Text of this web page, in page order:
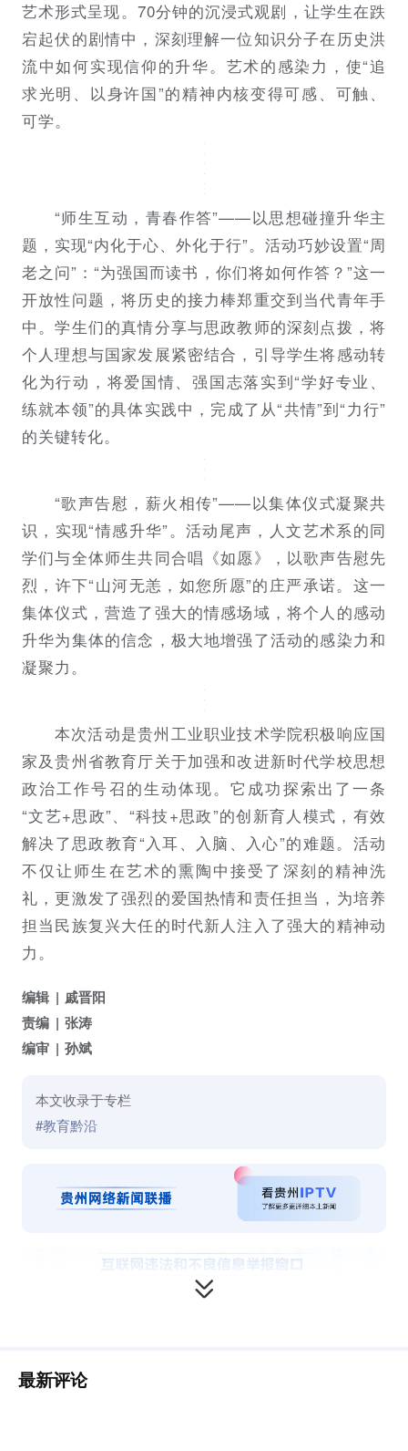
艺术形式呈现。70分钟的沉浸式观剧，让学生在跌
宕起伏的剧情中，深刻理解一位知识分子在历史洪
流中如何实现信仰的升华。艺术的感染力，使“追
求光明、以身许国”的精神内核变得可感、可触、
可学。
“师生互动，青春作答”——以思想碰撞升华主
题，实现“内化于心、外化于行”。活动巧妙设置“周
老之问”：“为强国而读书，你们将如何作答？”这一
开放性问题，将历史的接力棒郑重交到当代青年手
中。学生们的真情分享与思政教师的深刻点拨，将
个人理想与国家发展紧密结合，引导学生将感动转
化为行动，将爱国情、强国志落实到“学好专业、
练就本领”的具体实践中，完成了从“共情”到“力行”
的关键转化。
“歌声告慰，薪火相传”——以集体仪式凝聚共
识，实现“情感升华”。活动尾声，人文艺术系的同
学们与全体师生共同合唱《如愿》，以歌声告慰先
烈，许下“山河无恙，如您所愿”的庄严承诺。这一
集体仪式，营造了强大的情感场域，将个人的感动
升华为集体的信念，极大地增强了活动的感染力和
凝聚力。
本次活动是贵州工业职业技术学院积极响应国
家及贵州省教育厅关于加强和改进新时代学校思想
政治工作号召的生动体现。它成功探索出了一条
“文艺+思政”、“科技+思政”的创新育人模式，有效
解决了思政教育“入耳、入脑、入心”的难题。活动
不仅让师生在艺术的熏陶中接受了深刻的精神洗
礼，更激发了强烈的爱国热情和责任担当，为培养
担当民族复兴大任的时代新人注入了强大的精神动
力。
编辑
戚晋阳
责编
张涛
编审
孙斌
本文收录于专栏
#教育黔沿
最新评论